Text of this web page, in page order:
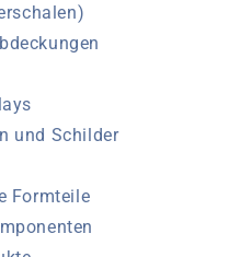
und Schilder
Formteile